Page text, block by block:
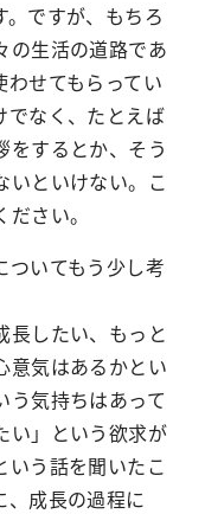
ですが、もちろ
の生活の道路であ
せてもらってい
でなく、たとえば
をするとか、そう
いといけない。こ
さい。
いてもう少し考
したい、もっと
意気はあるかとい
う気持ちはあって
い」という欲求が
いう話を聞いたこ
、成長の過程に